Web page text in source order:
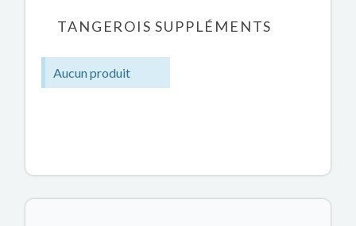
TANGEROIS SUPPLÉMENTS
Aucun produit